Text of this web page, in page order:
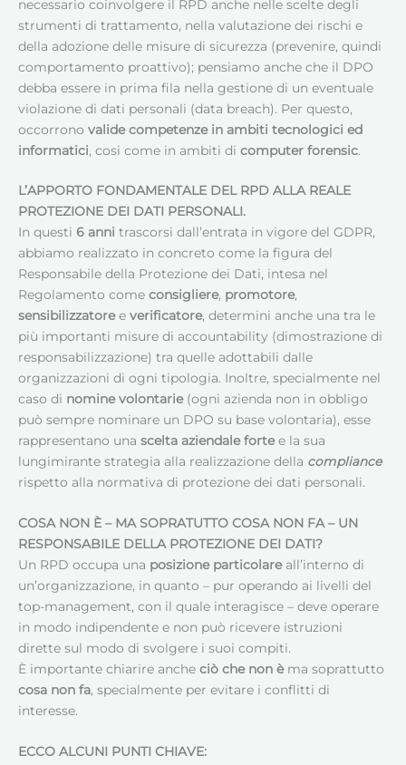
necessario coinvolgere il RPD anche nelle scelte degli
strumenti di trattamento, nella valutazione dei rischi e
della adozione delle misure di sicurezza (prevenire, quindi
comportamento proattivo); pensiamo anche che il DPO
debba essere in prima fila nella gestione di un eventuale
violazione di dati personali (data breach). Per questo,
occorrono valide competenze in ambiti tecnologici ed
informatici, cosi come in ambiti di computer forensic.
L’APPORTO FONDAMENTALE DEL RPD ALLA REALE
PROTEZIONE DEI DATI PERSONALI.
In questi 6 anni trascorsi dall’entrata in vigore del GDPR,
abbiamo realizzato in concreto come la figura del
Responsabile della Protezione dei Dati, intesa nel
Regolamento come consigliere, promotore,
sensibilizzatoree verificatore, determini anche una tra le
più importanti misure di accountability (dimostrazione di
responsabilizzazione) tra quelle adottabili dalle
organizzazioni di ogni tipologia. Inoltre, specialmente nel
caso di nomine volontarie(ogni azienda non in obbligo
può sempre nominare un DPO su base volontaria), esse
rappresentano una scelta aziendale fortee la sua
lungimirante strategia alla realizzazione della compliance
rispetto alla normativa di protezione dei dati personali.
COSA NON È – MA SOPRATUTTO COSA NON FA – UN
RESPONSABILE DELLA PROTEZIONE DEI DATI?
Un RPD occupa una posizione particolareall’interno di
un’organizzazione, in quanto – pur operando ai livelli del
top-management, con il quale interagisce – deve operare
in modo indipendente e non può ricevere istruzioni
dirette sul modo di svolgere i suoi compiti.
È importante chiarire anche ciò che non èma soprattutto
cosa non fa, specialmente per evitare i conflitti di
interesse.
ECCO ALCUNI PUNTI CHIAVE: